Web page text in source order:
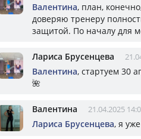
Валентина, план,
доверяю тренеру
защитой. По началу для
Лариса Брусенцева
Валентина, стартуем 30
🌺
Валентина 21.04.2025
Лариса Брусенцева, я